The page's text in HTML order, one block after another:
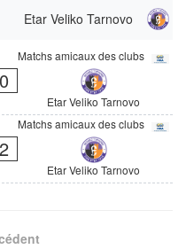
Etar Veliko Tarnovo
Matchs amicaux des clubs
0
Etar Veliko Tarnovo
Matchs amicaux des clubs
2
Etar Veliko Tarnovo